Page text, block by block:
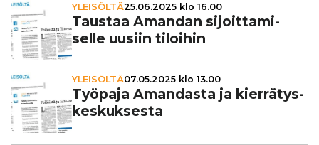
YLEISÖLTÄ25.06.2025 klo 16.00
Taustaa Amandan sijoit­ta­mi­
selle uusiin tiloihin
YLEISÖLTÄ07.05.2025 klo 13.00
Työpaja Amandasta ja kier­rä­tys­
kes­kuk­sesta